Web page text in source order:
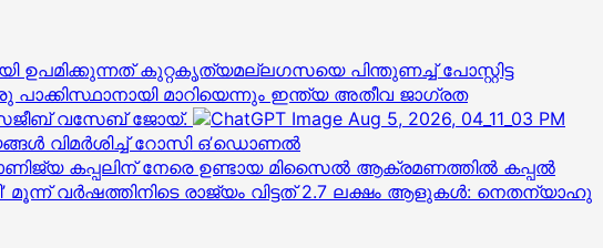
ഉപമിക്കുന്നത് കുറ്റകൃത്യമല്ലഗസയെ പിന്തുണച്ച് പോസ്റ്റിട്ട
പാക്കിസ്ഥാനായി മാറിയെന്നും ഇന്ത്യ അതീവ ജാഗ്രത
സജീബ് വസേബ് ജോയ്.
വിമര്‍ശിച്ച് റോസി ഒ’ഡൊണല്‍
കപ്പലിന് നേരെ ഉണ്ടായ മിസൈൽ ആക്രമണത്തിൽ കപ്പൽ
മൂന്ന് വർഷത്തിനിടെ രാജ്യം വിട്ടത് 2.7 ലക്ഷം ആളുകൾ: നെതന്യാഹു